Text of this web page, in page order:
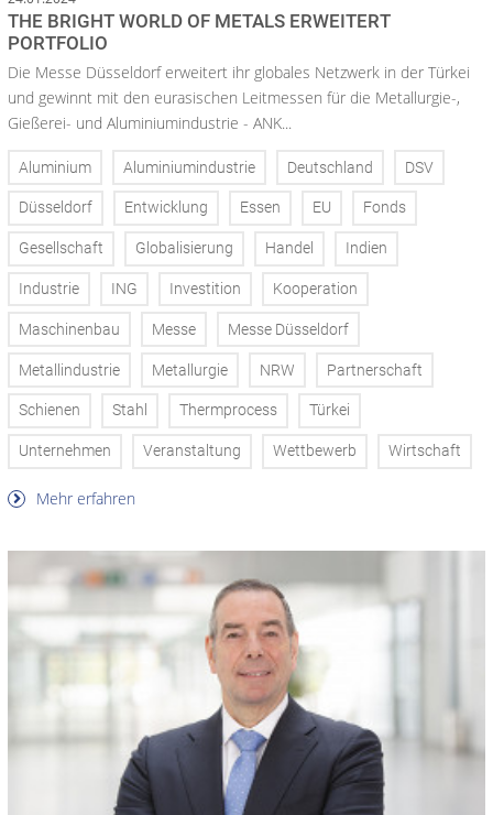
THE BRIGHT WORLD OF METALS ERWEITERT
PORTFOLIO
Die Messe Düsseldorf erweitert ihr globales Netzwerk in der Türkei
und gewinnt mit den eurasischen Leitmessen für die Metallurgie-,
Gießerei- und Aluminiumindustrie - ANK...
Aluminium Aluminiumindustrie Deutschland DSV
Düsseldorf Entwicklung Essen EU Fonds
Gesellschaft Globalisierung Handel Indien
Industrie ING Investition Kooperation
Maschinenbau Messe Messe Düsseldorf
Metallindustrie Metallurgie NRW Partnerschaft
Schienen Stahl Thermprocess Türkei
Unternehmen Veranstaltung Wettbewerb Wirtschaft
Mehr erfahren